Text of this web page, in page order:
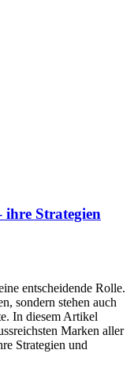
Strategien
entscheidende Rolle.
sondern stehen auch
In diesem Artikel
Marken aller
Strategien und